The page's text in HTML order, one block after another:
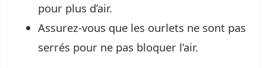
pour plus d’air.
Assurez-vous que les ourlets ne sont pas
serrés pour ne pas bloquer l’air.